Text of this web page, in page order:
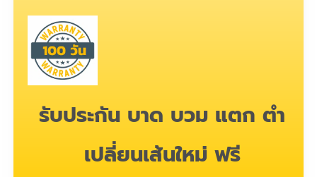
รับประกัน บาด บวม แตก ตำ
เปลี่ยนเส้นใหม่ ฟรี